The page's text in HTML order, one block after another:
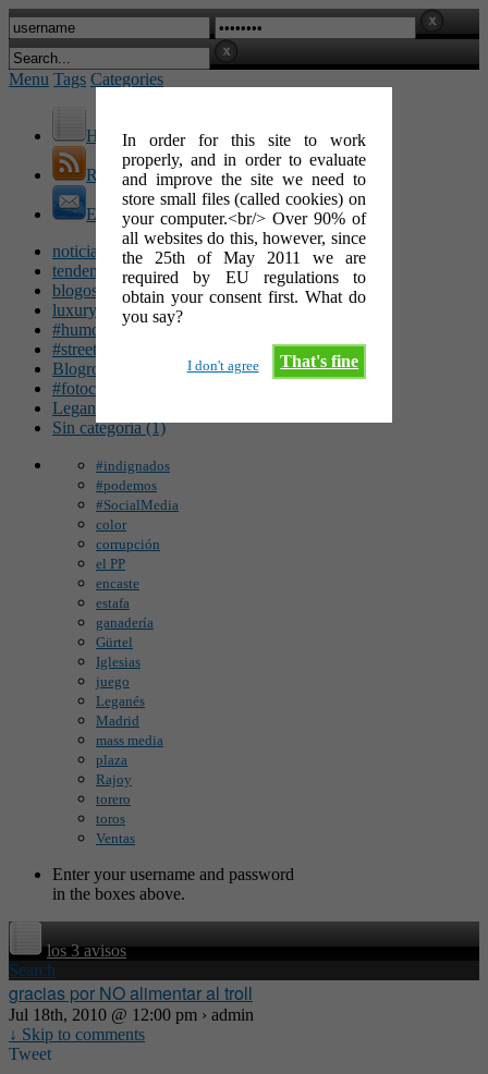
In order for this site to work
properly, and in order to evaluate
and improve the site we need to
store small files (called cookies) on
your computer.<br/> Over 90% of
all websites do this, however, since
the 25th of May 2011 we are
required by EU regulations to
obtain your consent first. What do
you say?
That's fine
I don't agree
Menu Tags Categories
Home
RSS Feed
E-Mail
noticias (142)
tendencias (100)
blogosfera (62)
luxury (49)
#humor (47)
#streetart (34)
Blogroll (26)
#fotocinéfila (25)
Leganés (16)
Sin categoría (1)
#indignados
#podemos
#SocialMedia
color
corrupción
el PP
encaste
estafa
ganadería
Gürtel
Iglesias
juego
Leganés
Madrid
mass media
plaza
Rajoy
torero
toros
Ventas
Enter your username and password
in the boxes above.
los 3 avisos
Search
gracias por NO alimentar al troll
Jul 18th, 2010 @ 12:00 pm › admin
↓ Skip to comments
Tweet